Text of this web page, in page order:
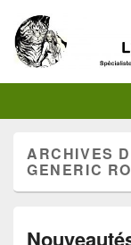
ARCHIVES
GENERIC